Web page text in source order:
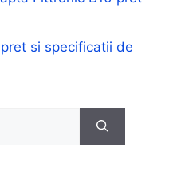
si specificatii de